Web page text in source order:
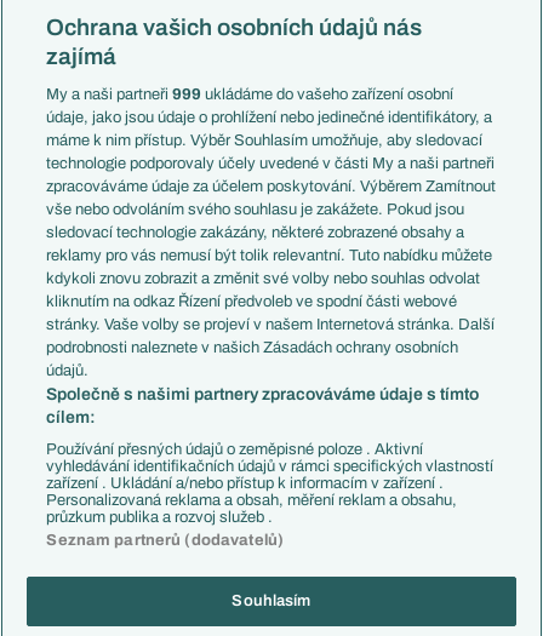
Mistrovství světa
Liga národů
Témata
Představení týmů MS
EuroSkauting
PL v kostce
Evropské koeficienty
Přestupy
Přestupové spekulace
Zranění
Kluby
Arsenal FC
Chelsea FC
Manchester United
AC Milán
Juventus FC
Bayern Mnichov
FC Barcelona
Real Madrid
Česko
Francie
Itálie
Německo
Španělsko
Argentina
Brazílie
Přestupy
Zápasy
Livescore
Tipovací soutěž
Copyright © 2001-2026 EuroFotbal.cz. Využíváme zpravodajství ČTK.
Ochrana vašich osobních údajů nás
zajímá
My a naši partneři999 ukládáme do vašeho zařízení osobní
údaje, jako jsou údaje o prohlížení nebo jedinečné identifikátory, a
máme k nim přístup. Výběr Souhlasím umožňuje, aby sledovací
technologie podporovaly účely uvedené v části My a naši partneři
zpracováváme údaje za účelem poskytování. Výběrem Zamítnout
vše nebo odvoláním svého souhlasu je zakážete. Pokud jsou
sledovací technologie zakázány, některé zobrazené obsahy a
reklamy pro vás nemusí být tolik relevantní. Tuto nabídku můžete
kdykoli znovu zobrazit a změnit své volby nebo souhlas odvolat
kliknutím na odkaz Řízení předvoleb ve spodní části webové
stránky. Vaše volby se projeví v našem Internetová stránka. Další
podrobnosti naleznete v našich Zásadách ochrany osobních
údajů.
Společně s našimi partnery zpracováváme údaje s tímto
cílem:
Používání přesných údajů o zeměpisné poloze . Aktivní
vyhledávání identifikačních údajů v rámci specifických vlastností
zařízení . Ukládání a/nebo přístup k informacím v zařízení .
Personalizovaná reklama a obsah, měření reklam a obsahu,
průzkum publika a rozvoj služeb .
Seznam partnerů (dodavatelů)
Souhlasím